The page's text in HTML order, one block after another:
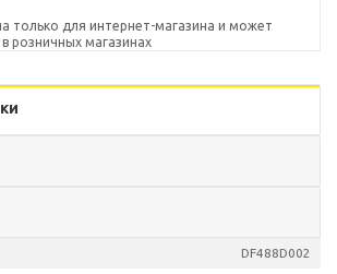
только для интернет-магазина и может
розничных магазинах